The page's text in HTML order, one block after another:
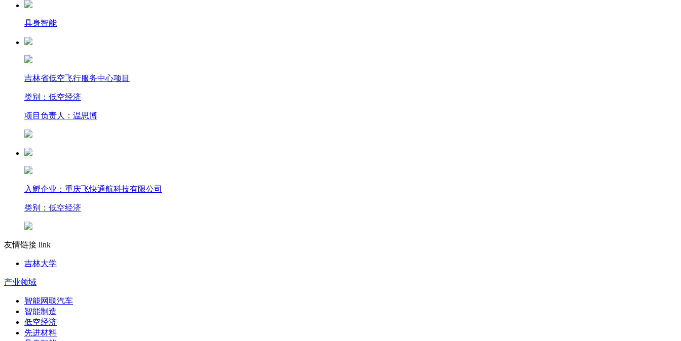
具身智能
吉林省低空飞行服务中心项目
类别：低空经济
项目负责人：温思博
入孵企业：重庆飞快通航科技有限公司
类别：低空经济
友情链接 link
吉林大学
产业领域
智能网联汽车
智能制造
低空经济
先进材料